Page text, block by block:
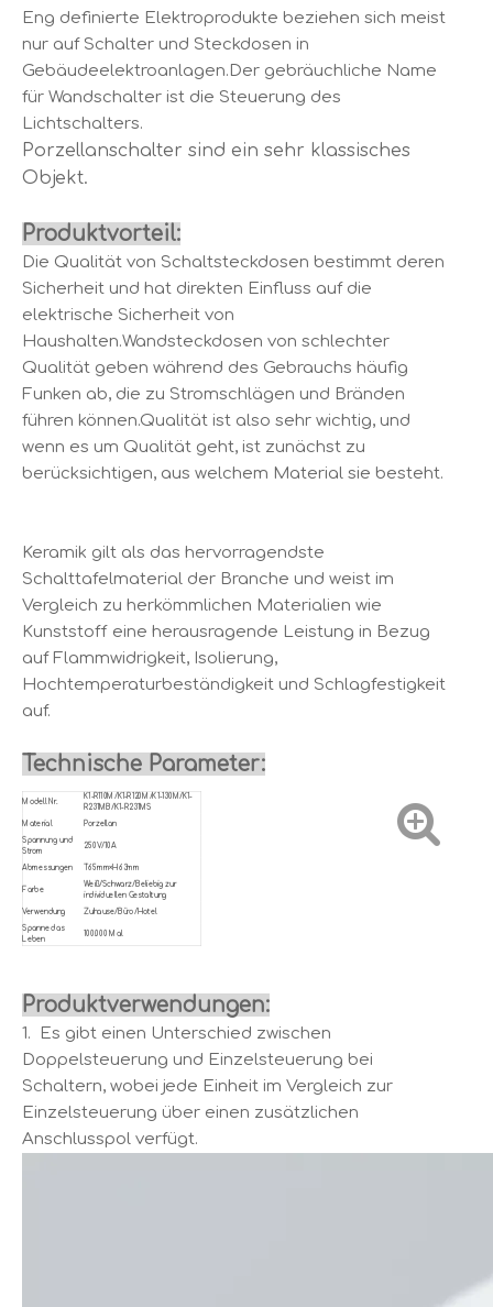
Eng definierte Elektroprodukte beziehen sich meist
nur auf Schalter und Steckdosen in
Gebäudeelektroanlagen.Der gebräuchliche Name
für Wandschalter ist die Steuerung des
Lichtschalters.
Porzellanschalter sind ein sehr klassisches
Objekt.
Produktvorteil:
Die Qualität von Schaltsteckdosen bestimmt deren
Sicherheit und hat direkten Einfluss auf die
elektrische Sicherheit von
Haushalten.Wandsteckdosen von schlechter
Qualität geben während des Gebrauchs häufig
Funken ab, die zu Stromschlägen und Bränden
führen können.Qualität ist also sehr wichtig, und
wenn es um Qualität geht, ist zunächst zu
berücksichtigen, aus welchem ​​Material sie besteht.
Keramik gilt als das hervorragendste
Schalttafelmaterial der Branche und weist im
Vergleich zu herkömmlichen Materialien wie
Kunststoff eine herausragende Leistung in Bezug
auf Flammwidrigkeit, Isolierung,
Hochtemperaturbeständigkeit und Schlagfestigkeit
auf.
Technische Parameter:
Modell Nr.
K1-R110M/K1-R120M/K1-130M/K1-
R231MB/K1-R231MS
Material Porzellan
Spannung und
Strom
250V/10A
Abmessungen T65mm×H63mm
Farbe
Weiß/Schwarz/Beliebig zur
individuellen Gestaltung
Verwendung Zuhause/Büro/Hotel
Spanne das
Leben
100.000 Mal
Produktverwendungen:
1. Es gibt einen Unterschied zwischen
Doppelsteuerung und Einzelsteuerung bei
Schaltern, wobei jede Einheit im Vergleich zur
Einzelsteuerung über einen zusätzlichen
Anschlusspol verfügt.